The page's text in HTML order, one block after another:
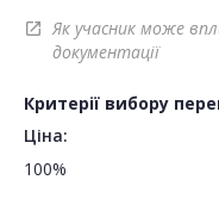
open_in_new
Як учасник може
документації
Критерії вибору
Ціна:
100%